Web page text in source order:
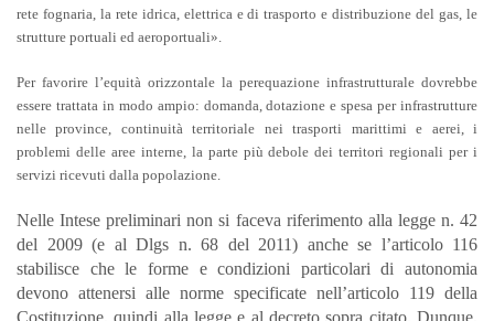
rete fognaria, la rete idrica, elettrica e di trasporto e distribuzione del gas, le
strutture portuali ed aeroportuali»
Per favorire l’equità orizzontale la perequazione infrastrutturale dovrebbe
essere trattata in modo ampio: domanda, dotazione e spesa per infrastrutture
nelle province, continuità territoriale nei trasporti marittimi e aerei, i
problemi delle aree interne, la parte più debole dei territori regionali per i
servizi ricevuti dalla popolazione.
Nelle Intese preliminari non si faceva riferimento alla legge n. 42
del 2009 (e al Dlgs n. 68 del 2011) anche se l’articolo 116
stabilisce che le forme e condizioni particolari di autonomia
devono attenersi alle norme specificate nell’articolo 119 della
Costituzione, quindi alla legge e al decreto sopra citato. Dunque,